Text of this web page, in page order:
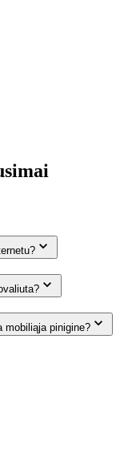
mobiliąja pinigine?